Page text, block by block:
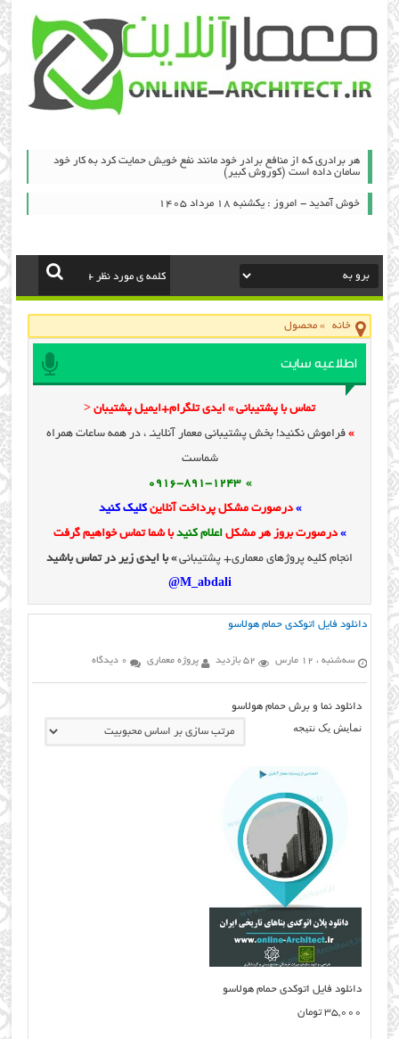
هر برادری که از منافع برادر خود مانند نفع خویش حمایت کرد به کار خود
سامان داده است (کوروش کبیر)
خوش آمدید - امروز : یکشنبه ۱۸ مرداد ۱۴۰۵
خانه »محصول
اطلاعیه سایت
تماس با پشتیبانی » ایدی تلگرام+ایمیل پشتیبان <
» فراموش نکنید! بخش پشتیبانی معمار آنلاینـ ، در همه ساعات همراه
شماست
» 0916-891-1243
» درصورت مشکل پرداخت آنلاینکلیک کنید
» درصورت بروز هر مشکل اعلام کنیدبا شما تماس خواهیم گرفت
انجام کلیه پروژهای معماری+ پشتیبانی» با ایدی زیر در تماس باشید
M_abdali@
دانلود فایل اتوکدی حمام هولاسو
سه‌شنبه ، 12 مارس 52 بازدید پروژه معماری 0 دیدگاه
دانلود نما و برش حمام هولاسو
نمایش یک نتیجه
دانلود فایل اتوکدی حمام هولاسو
35,000 تومان